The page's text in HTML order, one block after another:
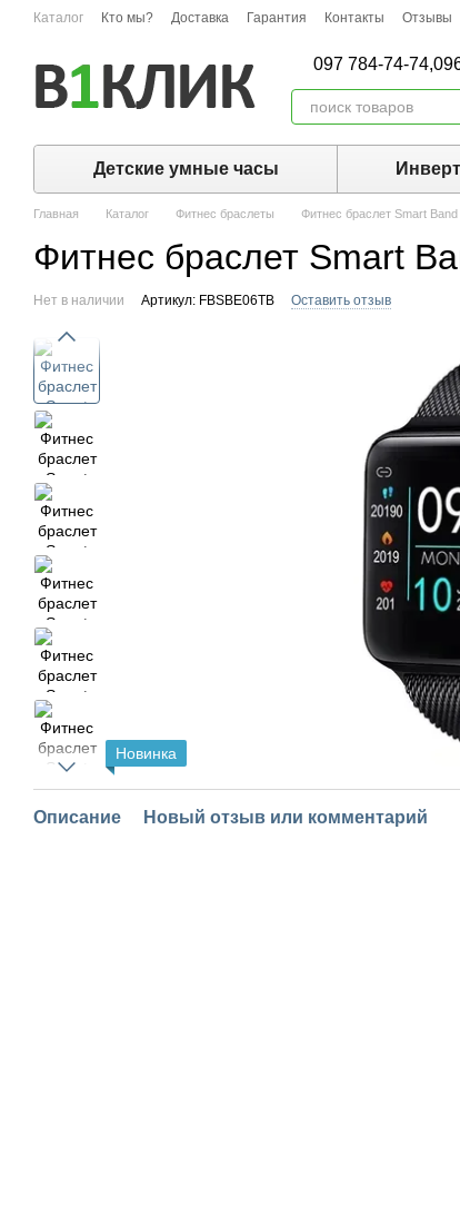
Перейти к основному контенту
Каталог Кто мы? Доставка Гарантия Контакты Отзывы
097 784-74-74,
Детские умные часы
Главная Каталог Фитнес браслеты Фитнес браслет Smart
Фитнес браслет Smart
Нет в наличии Артикул: FBSBE06TB Оставить отзыв
Новинка
Описание Новый отзыв или комментарий